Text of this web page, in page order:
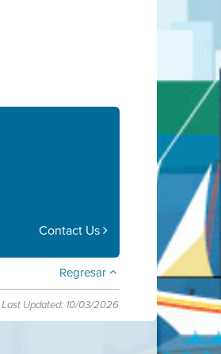
Contact Us
Regresar
Last Updated: 10/03/2026